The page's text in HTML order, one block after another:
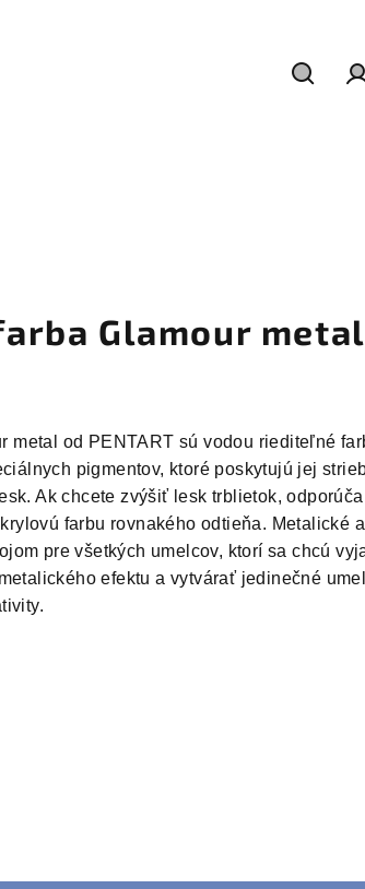
Glamour metal
metal od PENTART sú vodou riediteľné
pigmentov, ktoré poskytujú jej
Ak chcete zvýšiť lesk trblietok, odporúča
farbu rovnakého odtieňa. Metalické
pre všetkých umelcov, ktorí sa chcú
efektu a vytvárať jedinečné